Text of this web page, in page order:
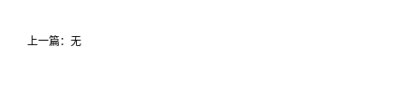
上一篇：无